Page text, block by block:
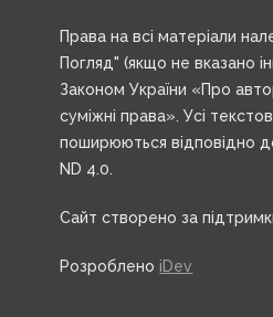
Права на всі матеріали
Погляд" (якщо не вказано
Законом України «Про
суміжні права». Усі
поширюються відповідно
ND 4.0.
Сайт створено за
Розроблено iDev